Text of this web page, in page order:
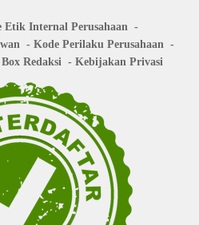
Etik Internal Perusahaan
Kode Perilaku Perusahaan
Box Redaksi Kebijakan Privasi